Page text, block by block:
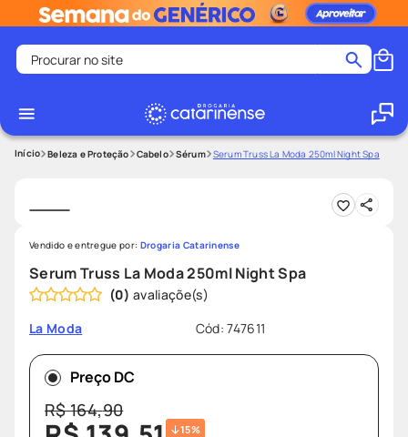
Procurar no site
1
2º
medley
4º
protetor solar facial
5º
shampoo
6º
tadalafila
7º
lenço umedecido
8º
sabonete liquido
9º
desodorante
º protetor solar
Beleza e Proteção Cabelo Sérum Serum Truss La Moda 250ml Night Spa
Serum Truss La Moda 250ml Night Spa
(0)
La Moda
Cód:747611
Vendido e entregue por: Drogaria Catarinense
Preço DC
R$164,90
15%